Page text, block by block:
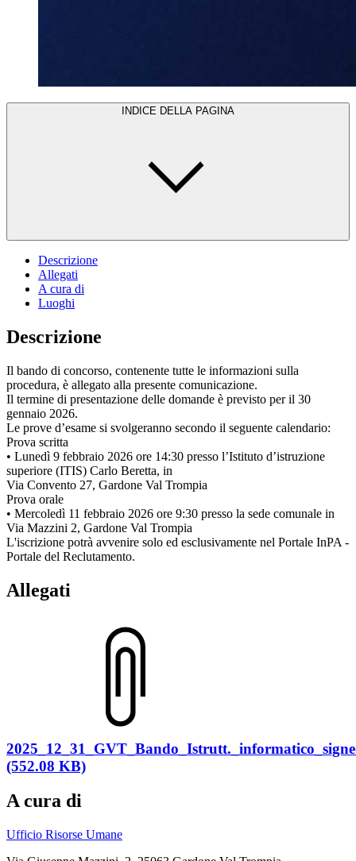
INDICE DELLA PAGINA
Descrizione
Allegati
A cura di
Luoghi
Descrizione
Il bando di concorso, contenente tutte le informazioni sulla
procedura, è allegato alla presente comunicazione.
Il termine di presentazione delle domande è previsto per il 30
gennaio 2026.
Le prove d’esame si svolgeranno secondo il seguente calendario:
Prova scritta
• Lunedì 9 febbraio 2026 ore 14:30 presso l’Istituto d’istruzione
superiore (ITIS) Carlo Beretta, in
Via Convento 27, Gardone Val Trompia
Prova orale
• Mercoledì 11 febbraio 2026 ore 9:30 presso la sede comunale in
Via Mazzini 2, Gardone Val Trompia
L'iscrizione potrà avvenire solo ed esclusivamente nel Portale InPA -
Portale del Reclutamento.
Allegati
(552.08 KB)
A cura di
Ufficio Risorse Umane